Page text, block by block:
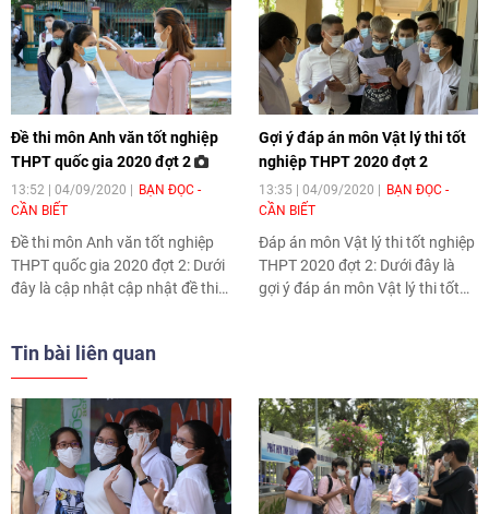
Đề thi môn Anh văn tốt nghiệp
THPT quốc gia 2020 đợt 2
13:52 | 04/09/2020
BẠN ĐỌC -
CẦN BIẾT
Đề thi môn Anh văn tốt nghiệp
THPT quốc gia 2020 đợt 2: Dưới
đây là cập nhật cập nhật đề thi
trên Thời Đại.
Gợi ý đáp án môn Vật lý thi tốt
nghiệp THPT 2020 đợt 2
13:35 | 04/09/2020
BẠN ĐỌC -
CẦN BIẾT
Đáp án môn Vật lý thi tốt nghiệp
THPT 2020 đợt 2: Dưới đây là
gợi ý đáp án môn Vật lý thi tốt
Tin bài liên quan